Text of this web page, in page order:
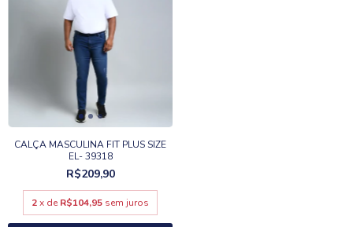
CALÇA MASCULINA FIT PLUS SIZE
EL- 39318
R$209,90
2x de R$104,95 sem juros